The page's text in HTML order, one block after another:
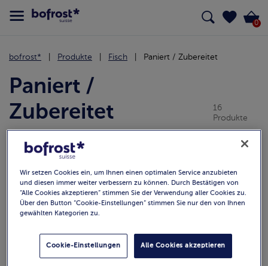
0
bofrost* Produkte Fisch Paniert / Zubereitet
Paniert /
Zubereitet
16
Produkte
Alle Meeresfrüchte
Wählen Sie Produkte OHNE
(0)
Sortieren
Wir setzen Cookies ein, um Ihnen einen optimalen Service anzubieten
und diesen immer weiter verbessern zu können. Durch Bestätigen von
“Alle Cookies akzeptieren” stimmen Sie der Verwendung aller Cookies zu.
Über den Button “Cookie-Einstellungen” stimmen Sie nur den von Ihnen
gewählten Kategorien zu.
Alle Cookies akzeptieren
Cookie-Einstellungen